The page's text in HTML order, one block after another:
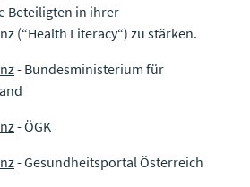
Beteiligten in ihrer
(“Health Literacy“) zu stärken.
- Bundesministerium für
- ÖGK
- Gesundheitsportal Österreich